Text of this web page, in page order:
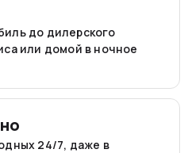
до дилерского
или домой в ночное
24/7, даже в